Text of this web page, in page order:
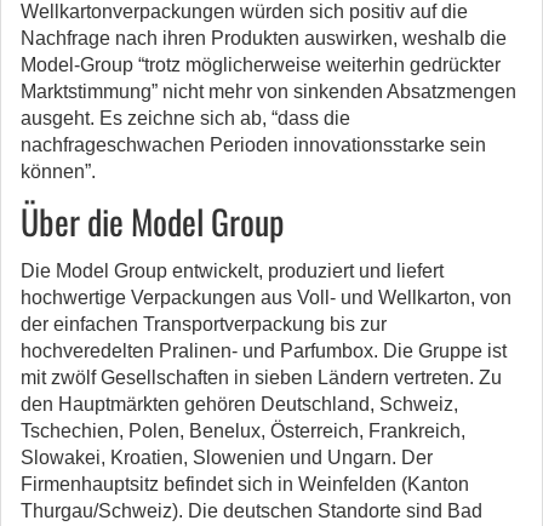
Wellkartonverpackungen würden sich positiv auf die
Nachfrage nach ihren Produkten auswirken, weshalb die
Model-Group “trotz möglicherweise weiterhin gedrückter
Marktstimmung” nicht mehr von sinkenden Absatzmengen
ausgeht. Es zeichne sich ab, “dass die
nachfrageschwachen Perioden innovationsstarke sein
können”.
Über die Model Group
Die Model Group entwickelt, produziert und liefert
hochwertige Verpackungen aus Voll- und Wellkarton, von
der einfachen Transportverpackung bis zur
hochveredelten Pralinen- und Parfumbox. Die Gruppe ist
mit zwölf Gesellschaften in sieben Ländern vertreten. Zu
den Hauptmärkten gehören Deutschland, Schweiz,
Tschechien, Polen, Benelux, Österreich, Frankreich,
Slowakei, Kroatien, Slowenien und Ungarn. Der
Firmenhauptsitz befindet sich in Weinfelden (Kanton
Thurgau/Schweiz). Die deutschen Standorte sind Bad